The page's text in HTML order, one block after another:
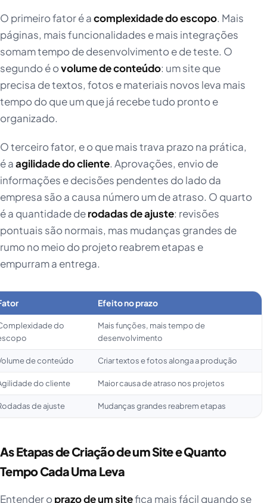
O primeiro fator é acomplexidade do escopo. Mais
páginas, mais funcionalidades e mais integrações
somam tempo de desenvolvimento e de teste. O
segundo é ovolume de conteúdo: um site que
precisa de textos, fotos e materiais novos leva mais
tempo do que um que já recebe tudo pronto e
organizado.
O terceiro fator, e o que mais trava prazo na prática,
é aagilidade do cliente. Aprovações, envio de
informações e decisões pendentes do lado da
empresa são a causa número um de atraso. O quarto
é a quantidade derodadas de ajuste: revisões
pontuais são normais, mas mudanças grandes de
rumo no meio do projeto reabrem etapas e
empurram a entrega.
Efeito no prazo
do
Mais funções, mais tempo de
desenvolvimento
de conteúdo Criar textos e fotos alonga a produção
do cliente Maior causa de atraso nos projetos
de ajuste Mudanças grandes reabrem etapas
As Etapas de Criação de um Site e Quanto
Tempo Cada Uma Leva
Entender oprazo de um sitefica mais fácil quando se